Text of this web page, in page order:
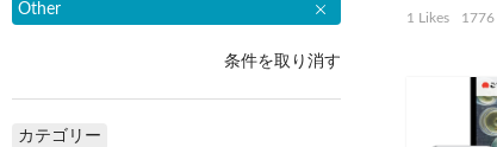
1 Likes 1776
Other
条件を取り消す
カテゴリー